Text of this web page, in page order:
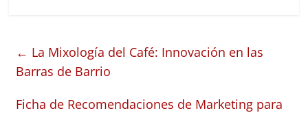
← La Mixología del Café: Innovación en las
Barras de Barrio
Ficha de Recomendaciones de Marketing para